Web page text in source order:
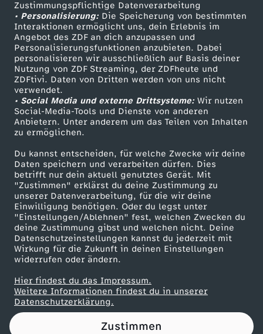
Zustimmungspflichtige Datenverarbeitung
• Personalisierung:Die Speicherung von bestimmten
Interaktionen ermöglicht uns, dein Erlebnis im
Angebot des ZDF an dich anzupassen und
Personalisierungsfunktionen anzubieten. Dabei
personalisieren wir ausschließlich auf Basis deiner
Nutzung von ZDF Streaming, der ZDFheute und
ZDFtivi. Daten von Dritten werden von uns nicht
verwendet.
• Social Media und externe Drittsysteme:Wir nutzen
Social-Media-Tools und Dienste von anderen
Anbietern. Unter anderem um das Teilen von Inhalten
zu ermöglichen.
Du kannst entscheiden, für welche Zwecke wir deine
Daten speichern und verarbeiten dürfen. Dies
betrifft nur dein aktuell genutztes Gerät. Mit
"Zustimmen" erklärst du deine Zustimmung zu
unserer Datenverarbeitung, für die wir deine
Einwilligung benötigen. Oder du legst unter
"Einstellungen/Ablehnen" fest, welchen Zwecken du
deine Zustimmung gibst und welchen nicht. Deine
Datenschutzeinstellungen kannst du jederzeit mit
Wirkung für die Zukunft in deinen Einstellungen
widerrufen oder ändern.
Hier findest du das Impressum.
Weitere Informationen findest du in unserer
Datenschutzerklärung.
Zustimmen
Livestreams
Sendungen A-Z
TV-Programm
Zuschauerservice
Hilfe
ZDF Unternehmen
Karriere
ZDF goes Schule
Werbefernsehen
Mainzelmännchen
Partner